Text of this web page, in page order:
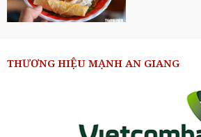
THƯƠNG HIỆU MẠNH AN GIANG